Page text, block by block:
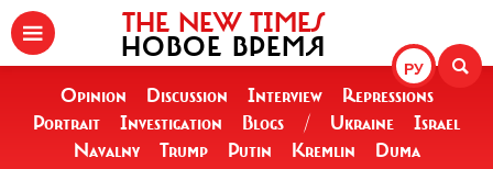
РУ
THE NEW TIMES
НОВОЕ ВРЕМЯ
Opinion Discussion Interview
Repressions
Portrait
Investigation Blogs / Ukraine
Israel
Navalny
Trump Putin Kremlin Duma